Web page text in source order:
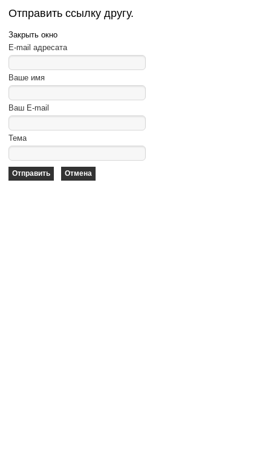
Отправить ссылку другу.
Закрыть окно
E-mail адресата
Ваше имя
Ваш E-mail
Тема
Отправить Отмена